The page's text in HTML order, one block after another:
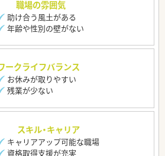
職場の雰囲気
助け合う風土がある
年齢や性別の壁がない
ークライフバランス
お休みが取りやすい
残業が少ない
スキル・キャリア
キャリアアップ可能な職場
資格取得支援が充実